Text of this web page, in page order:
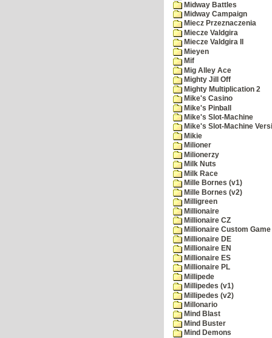
Midway Battles
Midway Campaign
Miecz Przeznaczenia
Miecze Valdgira
Miecze Valdgira II
Mieyen
Mif
Mig Alley Ace
Mighty Jill Off
Mighty Multiplication 2
Mike's Casino
Mike's Pinball
Mike's Slot-Machine
Mike's Slot-Machine
Mikie
Milioner
Milionerzy
Milk Nuts
Milk Race
Mille Bornes (v1)
Mille Bornes (v2)
Milligreen
Millionaire
Millionaire CZ
Millionaire Custom
Millionaire DE
Millionaire EN
Millionaire ES
Millionaire PL
Millipede
Millipedes (v1)
Millipedes (v2)
Millonario
Mind Blast
Mind Buster
Mind Demons